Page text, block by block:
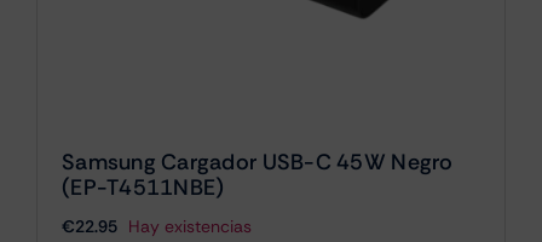
Samsung Cargador USB-C 45W Negro
(EP-T4511NBE)
€22.95 Hay existencias